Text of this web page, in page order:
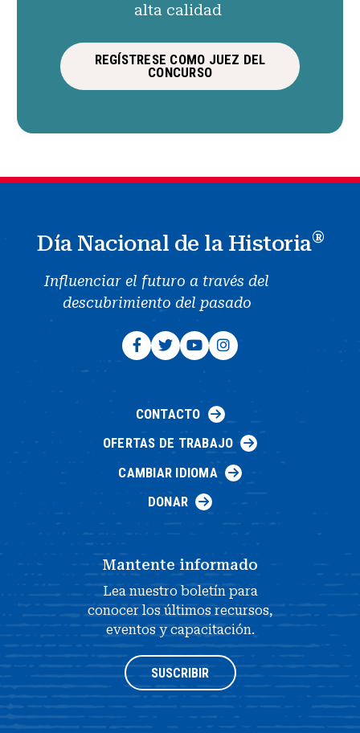
alta calidad
REGÍSTRESE COMO JUEZ DEL
CONCURSO
Día Nacional de la Historia®
Influenciar el futuro a través del
descubrimiento del pasado
CONTACTO
OFERTAS DE TRABAJO
CAMBIAR IDIOMA
DONAR
Mantente informado
Lea nuestro boletín para
conocer los últimos recursos,
eventos y capacitación.
SUSCRIBIR